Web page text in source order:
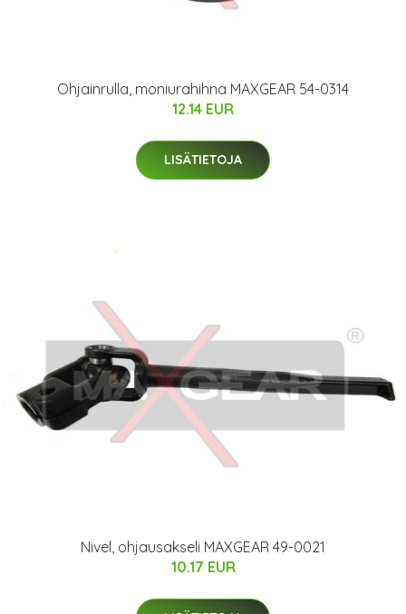
Ohjainrulla, moniurahihna MAXGEAR 54-0314
12.14 EUR
LISÄTIETOJA
Nivel, ohjausakseli MAXGEAR 49-0021
10.17 EUR